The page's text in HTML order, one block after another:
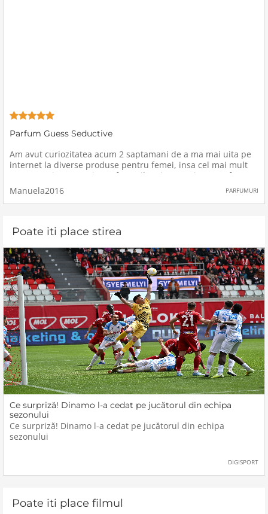
Parfum Guess Seductive
Am avut curiozitatea acum 2 saptamani de a ma mai uita pe
internet la diverse produse pentru femei, insa cel mai mult
am cautat in categoria parfumurilor si am gasit un parfum
(eau de toilette) de la brand-ul Guess, modelul Seductive,
avand o
Manuela2016 PARFUMURI
Poate iti place stirea
Ce surpriză! Dinamo l-a cedat pe jucătorul din echipa
sezonului
Ce surpriză! Dinamo l-a cedat pe jucătorul din echipa
sezonului
DIGISPORT
Poate iti place filmul